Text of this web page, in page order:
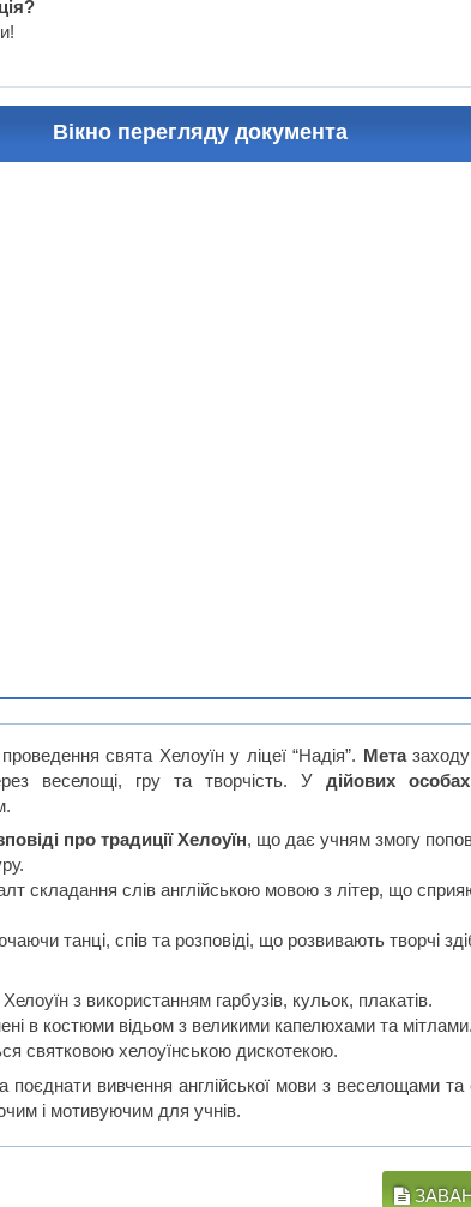
Вікно перегляду документа
свята Хелоуїн у ліцеї “Надія”. Метазаходу
веселощі, гру та творчість. У дійових особах
про традиції Хелоуїн, що дає учням змогу
складання слів англійською мовою з літер, що
танці, спів та розповіді, що розвивають творчі
з використанням гарбузів, кульок, плакатів.
в костюми відьом з великими капелюхами та мітлами.
святковою хелоуїнською дискотекою.
вивчення англійської мови з веселощами
і мотивуючим для учнів.